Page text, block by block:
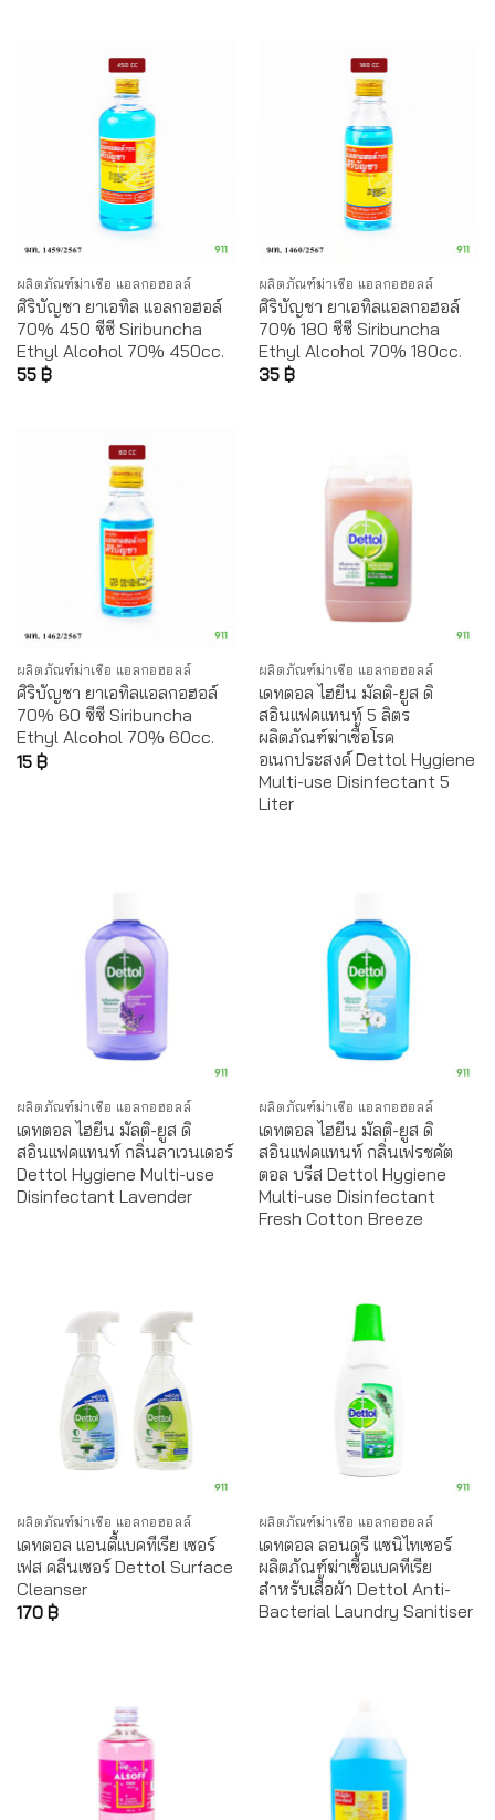
ผลิตภัณฑ์ฆ่าเชื้อ แอลกอฮอลล์
ศิริบัญชา ยาเอทิล แอลกอฮอล์
70% 450 ซีซี Siribuncha
Ethyl Alcohol 70% 450cc.
55 ฿
ผลิตภัณฑ์ฆ่าเชื้อ แอลกอฮอลล์
ศิริบัญชา ยาเอทิลแอลกอฮอล์
70% 180 ซีซี Siribuncha
Ethyl Alcohol 70% 180cc.
35 ฿
ผลิตภัณฑ์ฆ่าเชื้อ แอลกอฮอลล์
ศิริบัญชา ยาเอทิลแอลกอฮอล์
70% 60 ซีซี Siribuncha
Ethyl Alcohol 70% 60cc.
15 ฿
ผลิตภัณฑ์ฆ่าเชื้อ แอลกอฮอลล์
เดทตอล ไฮยีน มัลติ-ยูส ดิ
สอินแฟคแทนท์ 5 ลิตร
ผลิตภัณฑ์ฆ่าเชื้อโรค
อเนกประสงค์ Dettol Hygiene
Multi-use Disinfectant 5
Liter
ผลิตภัณฑ์ฆ่าเชื้อ แอลกอฮอลล์
เดทตอล ไฮยีน มัลติ-ยูส ดิ
สอินแฟคแทนท์ กลิ่นลาเวนเดอร์
Dettol Hygiene Multi-use
Disinfectant Lavender
ผลิตภัณฑ์ฆ่าเชื้อ แอลกอฮอลล์
เดทตอล ไฮยีน มัลติ-ยูส ดิ
สอินแฟคแทนท์ กลิ่นเฟรชคัต
ตอล บรีส Dettol Hygiene
Multi-use Disinfectant
Fresh Cotton Breeze
ผลิตภัณฑ์ฆ่าเชื้อ แอลกอฮอลล์
เดทตอล แอนตี้แบคทีเรีย เซอร์
เฟส คลีนเซอร์ Dettol Surface
Cleanser
170 ฿
ผลิตภัณฑ์ฆ่าเชื้อ แอลกอฮอลล์
เดทตอล ลอนดรี แซนิไทเซอร์
ผลิตภัณฑ์ฆ่าเชื้อแบคทีเรีย
สำหรับเสื้อผ้า Dettol Anti-
Bacterial Laundry Sanitiser